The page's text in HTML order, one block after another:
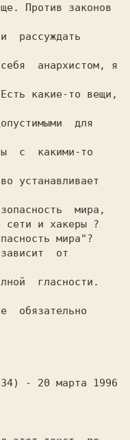
Против законов
рассуждать
анархистом, я
какие-то вещи,
для
с  какими-то
устанавливает
мира,
сети и хакеры ?
мира"?
от
гласности.
обязательно
- 20 марта 1996